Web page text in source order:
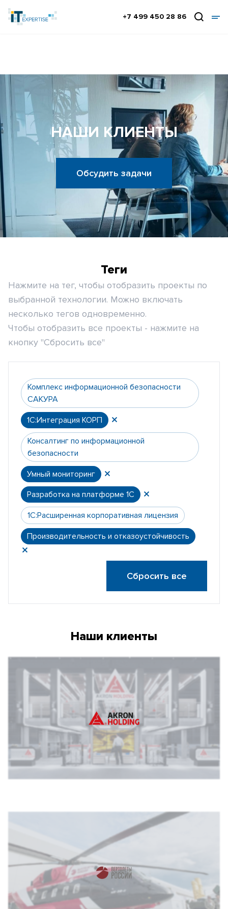
+7 499 450 28 86
НАШИ КЛИЕНТЫ
Обсудить задачи
Теги
Нажмите на тег, чтобы отобразить проекты по
выбранной технологии. Можно включать
несколько тегов одновременно.
Чтобы отобразить все проекты - нажмите на
кнопку "Сбросить все"
Комплекс информационной безопасности
САКУРА
1С:Интеграция КОРП
Консалтинг по информационной
безопасности
Умный мониторинг
Разработка на платформе 1С
1С:Расширенная корпоративная лицензия
Производительность и отказоустойчивость
Сбросить все
Наши клиенты